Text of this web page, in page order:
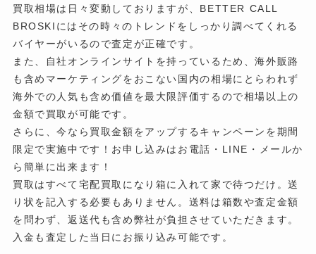
買取相場は日々変動しておりますが、BETTER CALL
BROSKIにはその時々のトレンドをしっかり調べてくれる
バイヤーがいるので査定が正確です。
また、自社オンラインサイトを持っているため、海外販路
も含めマーケティングをおこない国内の相場にとらわれず
海外での人気も含め価値を最大限評価するので相場以上の
金額で買取が可能です。
さらに、今なら買取金額をアップするキャンペーンを期間
限定で実施中です！お申し込みはお電話・LINE・メールか
ら簡単に出来ます！
買取はすべて宅配買取になり箱に入れて家で待つだけ。送
り状を記入する必要もありません。送料は箱数や査定金額
を問わず、返送代も含め弊社が負担させていただきます。
入金も査定した当日にお振り込み可能です。